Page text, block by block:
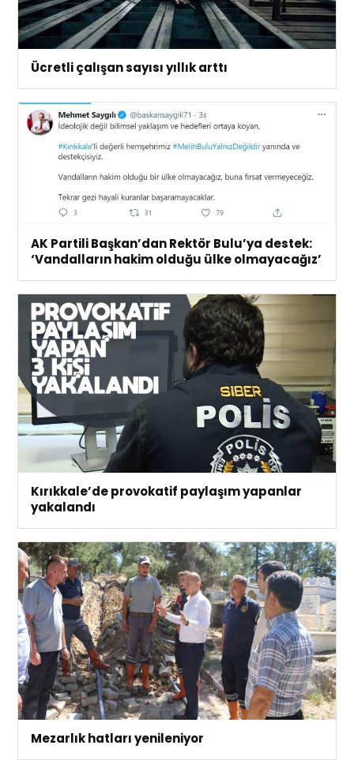
Ücretli çalışan sayısı yıllık arttı
AK Partili Başkan’dan Rektör Bulu’ya destek:
‘Vandalların hakim olduğu ülke olmayacağız’
Kırıkkale’de provokatif paylaşım yapanlar
yakalandı
Mezarlık hatları yenileniyor